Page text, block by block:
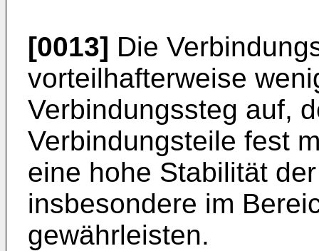
[0013] Die
vorteilhafterweise
Verbindungssteg auf,
Verbindungsteile fest
eine hohe Stabilität
insbesondere im
gewährleisten.